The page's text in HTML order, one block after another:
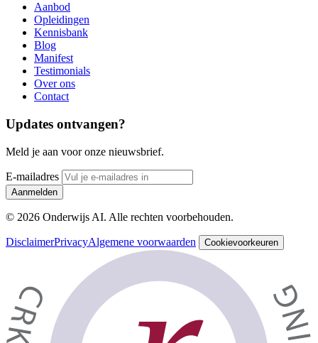
Aanbod
Opleidingen
Kennisbank
Blog
Manifest
Testimonials
Over ons
Contact
Updates ontvangen?
Meld je aan voor onze nieuwsbrief.
E-mailadres
Aanmelden
© 2026 Onderwijs AI. Alle rechten voorbehouden.
DisclaimerPrivacyAlgemene voorwaarden Cookievoorkeuren